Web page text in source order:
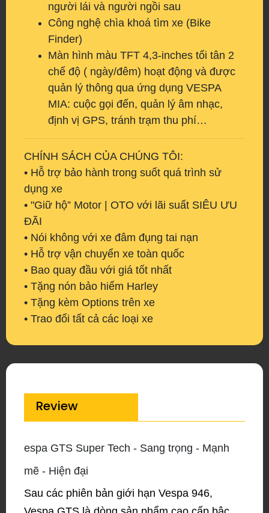
người lái và người ngồi sau
Công nghệ chìa khoá tìm xe (Bike
Finder)
Màn hình màu TFT 4,3-inches tối tân 2
chế độ ( ngày/đêm) hoạt động và được
quản lý thông qua ứng dụng VESPA
MIA: cuộc gọi đến, quản lý âm nhạc,
định vị GPS, tránh trạm thu phí…
CHÍNH SÁCH CỦA CHÚNG TÔI:
• Hỗ trợ bảo hành trong suốt quá trình sử
dụng xe
• "Giữ hộ” Motor | OTO với lãi suất SIÊU ƯU
ĐÃI
• Nói không với xe đâm đụng tai nạn
• Hỗ trợ vận chuyển xe toàn quốc
• Bao quay đầu với giá tốt nhất
• Tặng nón bảo hiểm Harley
• Tặng kèm Options trên xe
• Trao đổi tất cả các loại xe
Review
espa GTS Super Tech - Sang trọng - Mạnh
mẽ - Hiện đại
Sau các phiên bản giới hạn Vespa 946,